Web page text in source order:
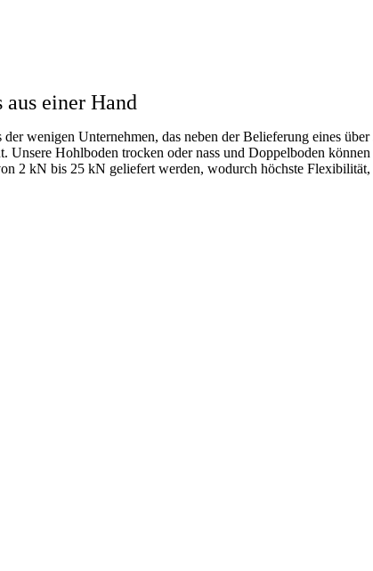
einer Hand
wenigen Unternehmen, das neben der Belieferung eines
Hohlboden trocken oder nass und Doppelboden
2 kN bis 25 kN geliefert werden, wodurch höchste